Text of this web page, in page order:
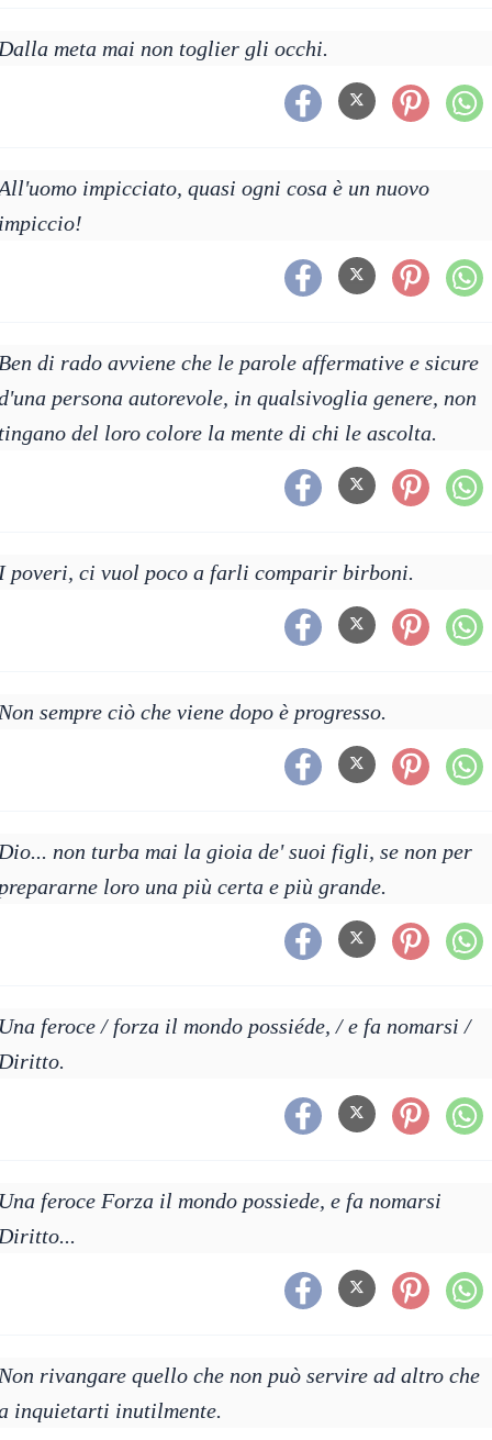
meta mai non toglier gli occhi.
impicciato, quasi ogni cosa è un nuovo
di rado avviene che le parole affermative e sicure
persona autorevole, in qualsivoglia genere, non
del loro colore la mente di chi le ascolta.
poveri, ci vuol poco a farli comparir birboni.
sempre ciò che viene dopo è progresso.
non turba mai la gioia de' suoi figli, se non per
loro una più certa e più grande.
feroce / forza il mondo possiéde, / e fa nomarsi /
feroce Forza il mondo possiede, e fa nomarsi
rivangare quello che non può servire ad altro che
inquietarti inutilmente.